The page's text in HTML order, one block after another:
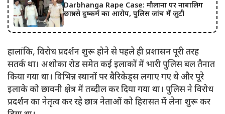
Darbhanga Rape Case: मौलाना पर नाबालिग
छात्रा से दुष्कर्म का आरोप, पुलिस जांच में जुटी
हालांकि, विरोध प्रदर्शन शुरू होने से पहले ही प्रशासन पूरी तरह
सतर्क था। अशोका रोड समेत कई इलाकों में भारी पुलिस बल तैनात
किया गया था। विभिन्न स्थानों पर बैरिकेड्स लगाए गए थे और पूरे
इलाके को छावनी क्षेत्र में तब्दील कर दिया गया था। पुलिस ने विरोध
प्रदर्शन का नेतृत्व कर रहे छात्र नेताओं को हिरासत में लेना शुरू कर